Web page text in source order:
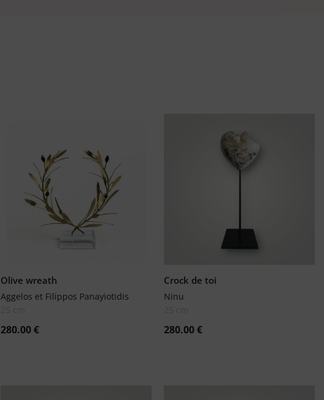
Olive wreath
Aggelos et Filippos Panayiotidis
280.00€
Crock de toi
Ninu
280.00€